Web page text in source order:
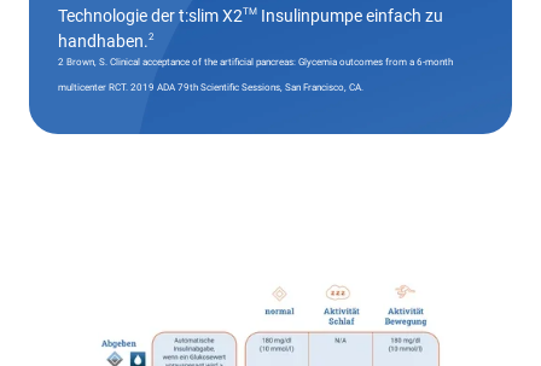
Technologie der t:slim X2TM Insulinpumpe einfach zu
handhaben.2
2 Brown, S. Clinical acceptance of the artificial pancreas: Glycemia outcomes from a 6-month
multicenter RCT. 2019 ADA 79th Scientific Sessions, San Francisco, CA.